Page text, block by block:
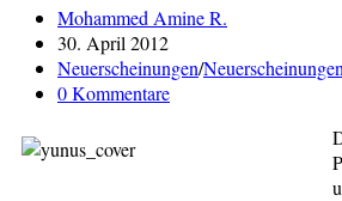
des
letzten
Propheten
–
4
Beitrags-
Autor:
Mohammed Amine R.
Beitrag
veröffentlicht:
30. April 2012
Beitrags-
Kategorie:
Neuerscheinungen/
Beitrags-
0 Kommentare